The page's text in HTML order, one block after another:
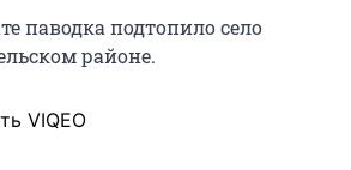
паводка подтопило село
районе.
VIQEO